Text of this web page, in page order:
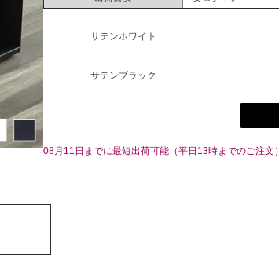
サテンホワイト
サテンブラック
08月11日までに最短出荷可能（平日13時までのご注文）